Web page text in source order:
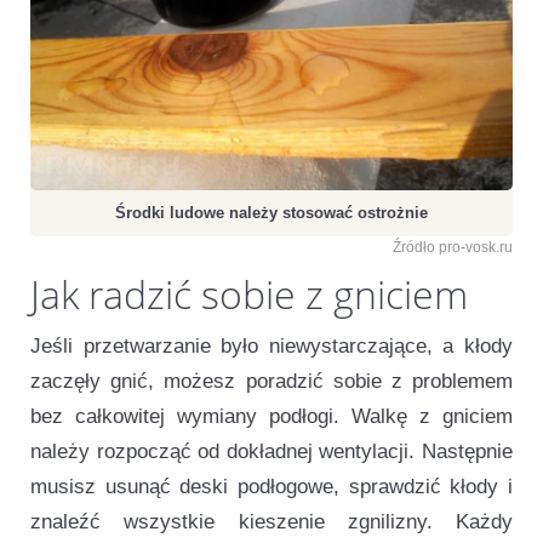
Środki ludowe należy stosować ostrożnie
Źródło pro-vosk.ru
Jak radzić sobie z gniciem
Jeśli przetwarzanie było niewystarczające, a kłody
zaczęły gnić, możesz poradzić sobie z problemem
bez całkowitej wymiany podłogi. Walkę z gniciem
należy rozpocząć od dokładnej wentylacji. Następnie
musisz usunąć deski podłogowe, sprawdzić kłody i
znaleźć wszystkie kieszenie zgnilizny. Każdy